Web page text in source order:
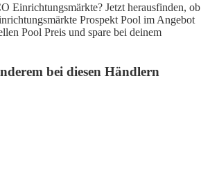
Einrichtungsmärkte? Jetzt herausfinden, ob
Prospekt Pool im Angebot
Pool Preis und spare bei deinem
bei diesen Händlern